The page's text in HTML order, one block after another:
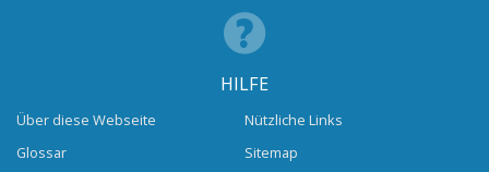
HILFE
Über diese Webseite
Glossar
Nützliche Links
Sitemap